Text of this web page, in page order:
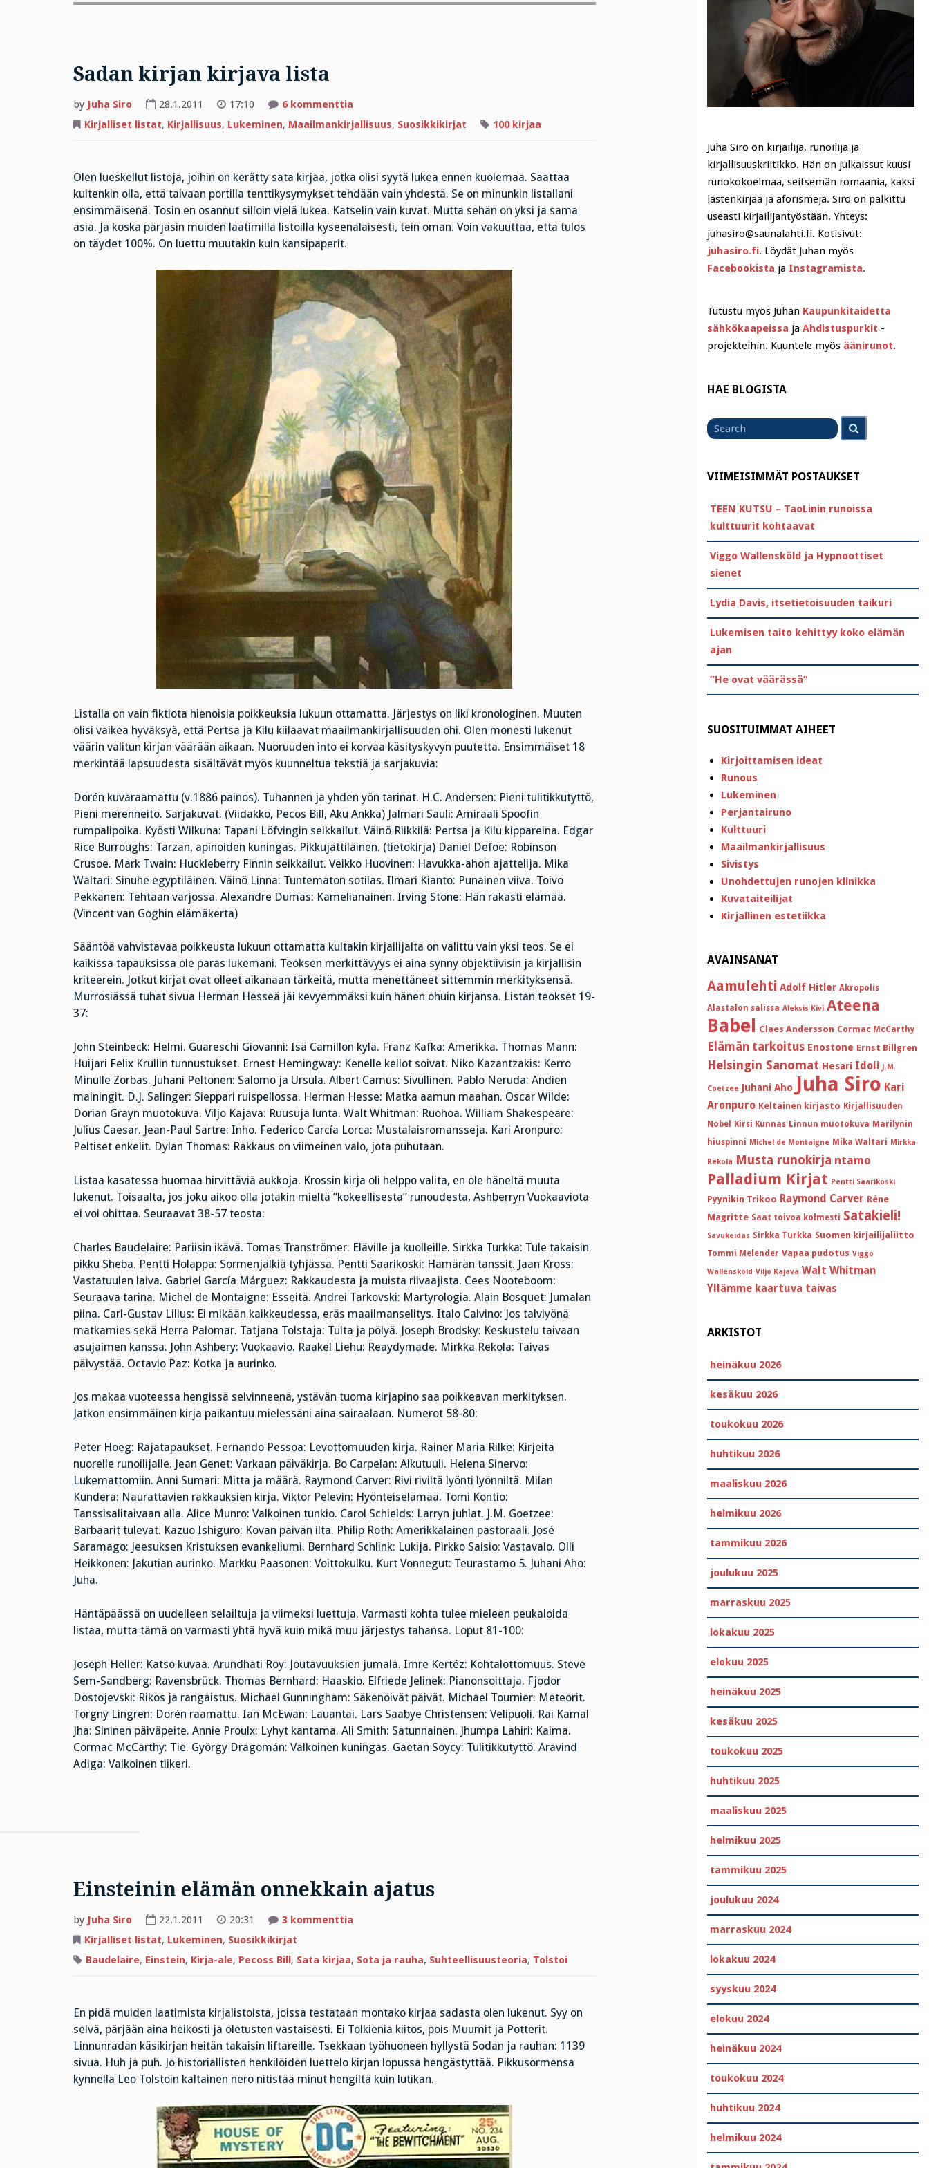
Sadan kirjan kirjava lista
by Juha Siro 28.1.2011 17:10 6 kommenttiaartikkeliin
kirjan
kirjava
Kirjalliset listat, Kirjallisuus, Lukeminen, Maailmankirjallisuus, Suosikkikirjat 100 kirjaa
Olen lueskellut listoja, joihin on kerätty sata kirjaa, jotka olisi syytä lukea ennen kuolemaa. Saattaa
kuitenkin olla, että taivaan portilla tenttikysymykset tehdään vain yhdestä. Se on minunkin listallani
ensimmäisenä. Tosin en osannut silloin vielä lukea. Katselin vain kuvat. Mutta sehän on yksi ja sama
asia. Ja koska pärjäsin muiden laatimilla listoilla kyseenalaisesti, tein oman. Voin vakuuttaa, että tulos
on täydet 100%. On luettu muutakin kuin kansipaperit.
Listalla on vain fiktiota hienoisia poikkeuksia lukuun ottamatta. Järjestys on liki kronologinen. Muuten
olisi vaikea hyväksyä, että Pertsa ja Kilu kiilaavat maailmankirjallisuuden ohi. Olen monesti lukenut
väärin valitun kirjan väärään aikaan. Nuoruuden into ei korvaa käsityskyvyn puutetta. Ensimmäiset 18
merkintää lapsuudesta sisältävät myös kuunneltua tekstiä ja sarjakuvia:
Dorén kuvaraamattu (v.1886 painos). Tuhannen ja yhden yön tarinat. H.C. Andersen: Pieni tulitikkutyttö,
Pieni merenneito. Sarjakuvat. (Viidakko, Pecos Bill, Aku Ankka) Jalmari Sauli: Amiraali Spoofin
rumpalipoika. Kyösti Wilkuna: Tapani Löfvingin seikkailut. Väinö Riikkilä: Pertsa ja Kilu kippareina. Edgar
Rice Burroughs: Tarzan, apinoiden kuningas. Pikkujättiläinen. (tietokirja) Daniel Defoe: Robinson
Crusoe. Mark Twain: Huckleberry Finnin seikkailut. Veikko Huovinen: Havukka-ahon ajattelija. Mika
Waltari: Sinuhe egyptiläinen. Väinö Linna: Tuntematon sotilas. Ilmari Kianto: Punainen viiva. Toivo
Pekkanen: Tehtaan varjossa. Alexandre Dumas: Kamelianainen. Irving Stone: Hän rakasti elämää.
(Vincent van Goghin elämäkerta)
Sääntöä vahvistavaa poikkeusta lukuun ottamatta kultakin kirjailijalta on valittu vain yksi teos. Se ei
kaikissa tapauksissa ole paras lukemani. Teoksen merkittävyys ei aina synny objektiivisin ja kirjallisin
kriteerein. Jotkut kirjat ovat olleet aikanaan tärkeitä, mutta menettäneet sittemmin merkityksensä.
Murrosiässä tuhat sivua Herman Hesseä jäi kevyemmäksi kuin hänen ohuin kirjansa. Listan teokset 19-
37:
John Steinbeck: Helmi. Guareschi Giovanni: Isä Camillon kylä. Franz Kafka: Amerikka. Thomas Mann:
Huijari Felix Krullin tunnustukset. Ernest Hemingway: Kenelle kellot soivat. Niko Kazantzakis: Kerro
Minulle Zorbas. Juhani Peltonen: Salomo ja Ursula. Albert Camus: Sivullinen. Pablo Neruda: Andien
mainingit. D.J. Salinger: Sieppari ruispellossa. Herman Hesse: Matka aamun maahan. Oscar Wilde:
Dorian Grayn muotokuva. Viljo Kajava: Ruusuja lunta. Walt Whitman: Ruohoa. William Shakespeare:
Julius Caesar. Jean-Paul Sartre: Inho. Federico Carcía Lorca: Mustalaisromansseja. Kari Aronpuro:
Peltiset enkelit. Dylan Thomas: Rakkaus on viimeinen valo, jota puhutaan.
Listaa kasatessa huomaa hirvittäviä aukkoja. Krossin kirja oli helppo valita, en ole häneltä muuta
lukenut. Toisaalta, jos joku aikoo olla jotakin mieltä ”kokeellisesta” runoudesta, Ashberryn Vuokaaviota
ei voi ohittaa. Seuraavat 38-57 teosta:
Charles Baudelaire: Pariisin ikävä. Tomas Tranströmer: Eläville ja kuolleille. Sirkka Turkka: Tule takaisin
pikku Sheba. Pentti Holappa: Sormenjälkiä tyhjässä. Pentti Saarikoski: Hämärän tanssit. Jaan Kross:
Vastatuulen laiva. Gabriel García Márguez: Rakkaudesta ja muista riivaajista. Cees Nooteboom:
Seuraava tarina. Michel de Montaigne: Esseitä. Andrei Tarkovski: Martyrologia. Alain Bosquet: Jumalan
piina. Carl-Gustav Lilius: Ei mikään kaikkeudessa, eräs maailmanselitys. Italo Calvino: Jos talviyönä
matkamies sekä Herra Palomar. Tatjana Tolstaja: Tulta ja pölyä. Joseph Brodsky: Keskustelu taivaan
asujaimen kanssa. John Ashbery: Vuokaavio. Raakel Liehu: Reaydymade. Mirkka Rekola: Taivas
päivystää. Octavio Paz: Kotka ja aurinko.
Jos makaa vuoteessa hengissä selvinneenä, ystävän tuoma kirjapino saa poikkeavan merkityksen.
Jatkon ensimmäinen kirja paikantuu mielessäni aina sairaalaan. Numerot 58-80:
Peter Hoeg: Rajatapaukset. Fernando Pessoa: Levottomuuden kirja. Rainer Maria Rilke: Kirjeitä
nuorelle runoilijalle. Jean Genet: Varkaan päiväkirja. Bo Carpelan: Alkutuuli. Helena Sinervo:
Lukemattomiin. Anni Sumari: Mitta ja määrä. Raymond Carver: Rivi riviltä lyönti lyönniltä. Milan
Kundera: Naurattavien rakkauksien kirja. Viktor Pelevin: Hyönteiselämää. Tomi Kontio:
Tanssisalitaivaan alla. Alice Munro: Valkoinen tunkio. Carol Schields: Larryn juhlat. J.M. Goetzee:
Barbaarit tulevat. Kazuo Ishiguro: Kovan päivän ilta. Philip Roth: Amerikkalainen pastoraali. José
Saramago: Jeesuksen Kristuksen evankeliumi. Bernhard Schlink: Lukija. Pirkko Saisio: Vastavalo. Olli
Heikkonen: Jakutian aurinko. Markku Paasonen: Voittokulku. Kurt Vonnegut: Teurastamo 5. Juhani Aho:
Juha.
Häntäpäässä on uudelleen selailtuja ja viimeksi luettuja. Varmasti kohta tulee mieleen peukaloida
listaa, mutta tämä on varmasti yhtä hyvä kuin mikä muu järjestys tahansa. Loput 81-100:
Joseph Heller: Katso kuvaa. Arundhati Roy: Joutavuuksien jumala. Imre Kertéz: Kohtalottomuus. Steve
Sem-Sandberg: Ravensbrück. Thomas Bernhard: Haaskio. Elfriede Jelinek: Pianonsoittaja. Fjodor
Dostojevski: Rikos ja rangaistus. Michael Gunningham: Säkenöivät päivät. Michael Tournier: Meteorit.
Torgny Lingren: Dorén raamattu. Ian McEwan: Lauantai. Lars Saabye Christensen: Velipuoli. Rai Kamal
Jha: Sininen päiväpeite. Annie Proulx: Lyhyt kantama. Ali Smith: Satunnainen. Jhumpa Lahiri: Kaima.
Cormac McCarthy: Tie. György Dragomán: Valkoinen kuningas. Gaetan Soycy: Tulitikkutyttö. Aravind
Adiga: Valkoinen tiikeri.
Einsteinin elämän onnekkain ajatus
by Juha Siro 22.1.2011 20:31 3 kommenttiaartikkeliin
ajatus
Kirjalliset listat, Lukeminen, Suosikkikirjat
Baudelaire, Einstein, Kirja-ale, Pecoss Bill, Sata kirjaa, Sota ja rauha, Suhteellisuusteoria, Tolstoi
En pidä muiden laatimista kirjalistoista, joissa testataan montako kirjaa sadasta olen lukenut. Syy on
selvä, pärjään aina heikosti ja oletusten vastaisesti. Ei Tolkienia kiitos, pois Muumit ja Potterit.
Linnunradan käsikirjan heitän takaisin liftareille. Tsekkaan työhuoneen hyllystä Sodan ja rauhan: 1139
sivua. Huh ja puh. Jo historiallisten henkilöiden luettelo kirjan lopussa hengästyttää. Pikkusormensa
kynnellä Leo Tolstoin kaltainen nero nitistää minut hengiltä kuin lutikan.
Juha Siro on kirjailija, runoilija ja
kirjallisuuskriitikko. Hän on julkaissut kuusi
runokokoelmaa, seitsemän romaania, kaksi
lastenkirjaa ja aforismeja. Siro on palkittu
useasti kirjailijantyöstään. Yhteys:
juhasiro@saunalahti.fi. Kotisivut:
juhasiro.fi. Löydät Juhan myös
Facebookista ja Instagramista.
Tutustu myös Juhan Kaupunkitaidetta
sähkökaapeissa ja Ahdistuspurkit -
projekteihin. Kuuntele myös äänirunot.
HAE BLOGISTA
for
VIIMEISIMMÄT POSTAUKSET
TEEN KUTSU – TaoLinin runoissa
kulttuurit kohtaavat
Viggo Wallensköld ja Hypnoottiset
sienet
Lydia Davis, itsetietoisuuden taikuri
Lukemisen taito kehittyy koko elämän
ajan
”He ovat väärässä”
SUOSITUIMMAT AIHEET
Kirjoittamisen ideat
Runous
Lukeminen
Perjantairuno
Kulttuuri
Maailmankirjallisuus
Sivistys
Unohdettujen runojen klinikka
Kuvataiteilijat
Kirjallinen estetiikka
AVAINSANAT
Aamulehti Adolf Hitler Akropolis
Alastalon salissa Aleksis Kivi Ateena
Babel Claes Andersson Cormac McCarthy
Elämän tarkoitus Enostone Ernst Billgren
Helsingin Sanomat Hesari Idoli J.M.
Coetzee Juhani Aho Juha Siro Kari
Aronpuro Keltainen kirjasto Kirjallisuuden
Nobel
Kirsi Kunnas Linnun muotokuva Marilynin
hiuspinni Michel de Montaigne Mika Waltari Mirkka
Rekola Musta runokirja ntamo
Palladium Kirjat Pentti Saarikoski
Pyynikin Trikoo Raymond Carver Réne
Magritte Saat toivoa kolmesti Satakieli!
Savukeidas Sirkka Turkka Suomen kirjailijaliitto
Tommi Melender Vapaa pudotus Viggo
Wallensköld Viljo Kajava Walt Whitman
Yllämme kaartuva taivas
ARKISTOT
heinäkuu 2026
kesäkuu 2026
toukokuu 2026
huhtikuu 2026
maaliskuu 2026
helmikuu 2026
tammikuu 2026
joulukuu 2025
marraskuu 2025
lokakuu 2025
elokuu 2025
heinäkuu 2025
kesäkuu 2025
toukokuu 2025
huhtikuu 2025
maaliskuu 2025
helmikuu 2025
tammikuu 2025
joulukuu 2024
marraskuu 2024
lokakuu 2024
syyskuu 2024
elokuu 2024
heinäkuu 2024
toukokuu 2024
huhtikuu 2024
helmikuu 2024